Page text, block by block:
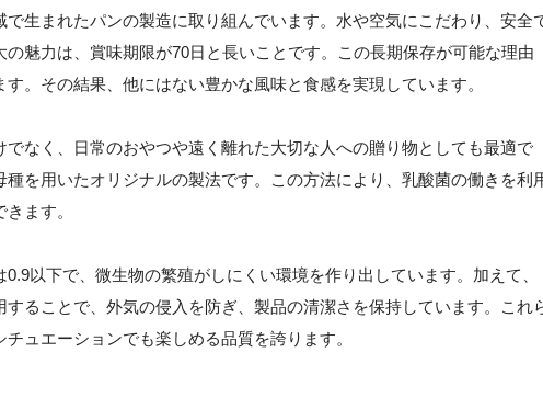
生まれたパンの製造に取り組んでいます。水や空気にこだわり、安全
魅力は、賞味期限が70日と長いことです。この長期保存が可能な理由
。その結果、他にはない豊かな風味と食感を実現しています。
なく、日常のおやつや遠く離れた大切な人への贈り物としても最適で
を用いたオリジナルの製法です。この方法により、乳酸菌の働きを利
ます。
以下で、微生物の繁殖がしにくい環境を作り出しています。加えて、
ることで、外気の侵入を防ぎ、製品の清潔さを保持しています。これ
ュエーションでも楽しめる品質を誇ります。